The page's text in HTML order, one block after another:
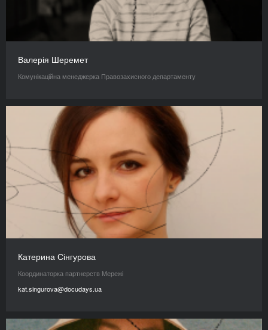
Валерія Шеремет
Комунікаційна менеджерка Правозахисного департаменту
Катерина Сінгурова
Координаторка партнерств Мережі
kat.singurova@docudays.ua